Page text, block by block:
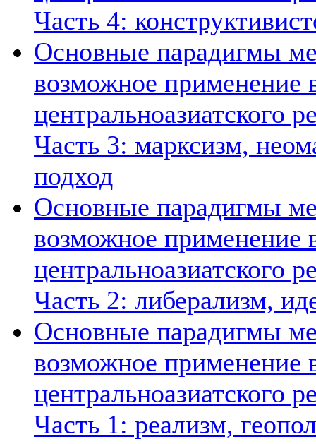
Часть 4:
Основные парадигмы
возможное применение
центральноазиатского
Часть 3: марксизм,
подход
Основные парадигмы
возможное применение
центральноазиатского
Часть 2: либерализм,
Основные парадигмы
возможное применение
центральноазиатского
Часть 1: реализм,